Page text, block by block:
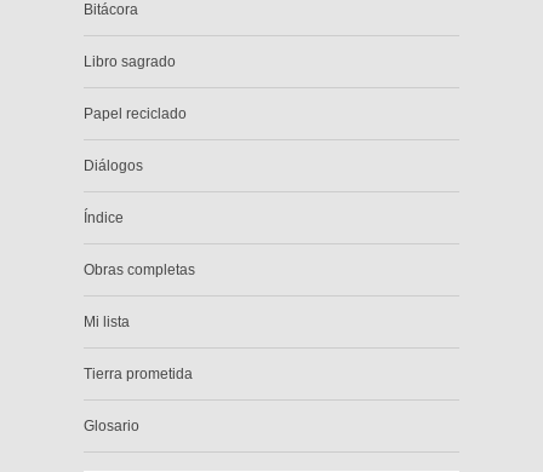
Bitácora
Libro sagrado
Papel reciclado
Diálogos
Índice
Obras completas
Mi lista
Tierra prometida
Glosario